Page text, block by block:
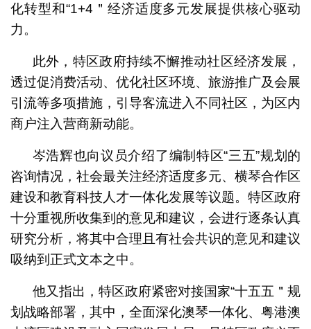
化转型和“1+4＂经济适度多元发展提供核心驱动
力。
此外，特区政府持续不懈推动社区经济发展，
透过促消费活动、优化社区环境、旅游推广及会展
引流等多项措施，引导客流进入不同社区，为区内
商户注入营商新动能。
岑浩辉也向议员介绍了编制特区“三五”规划的
咨询情况，社会最关注经济适度多元、横琴合作区
建设和教育科技人才一体化发展等议题。特区政府
十分重视所收集到的意见和建议，会进行逐条认真
研究分析，将其中合理且有社会共识的意见和建议
吸纳到正式文本之中。
他又指出，特区政府紧密对接国家“十五五＂规
划战略部署，其中，全面深化澳琴一体化、粤港澳